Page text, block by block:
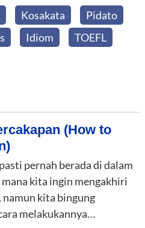
Kosakata
Pidato
Idiom
TOEFL
(How to
pernah berada di dalam
kita ingin mengakhiri
namun kita bingung
melakukannya…